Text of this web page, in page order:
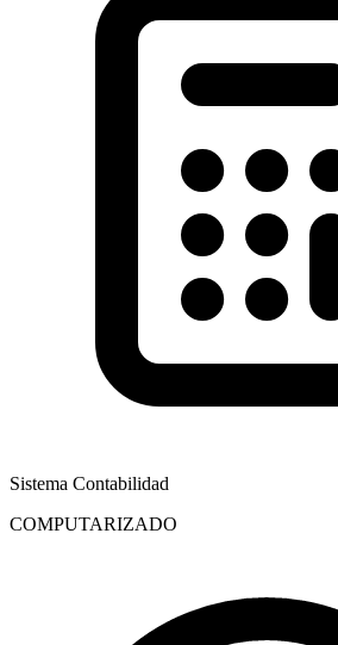
Sistema Contabilidad
COMPUTARIZADO